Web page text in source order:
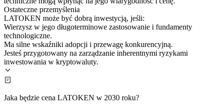
Ostateczne przemyślenia
LATOKEN może być dobrą inwestycją, jeśli:
Wierzysz w jego długoterminowe zastosowanie i fundamenty
technologiczne.
Ma silne wskaźniki adopcji i przewagę konkurencyjną.
Jesteś przygotowany na zarządzanie inherentnymi ryzykami
inwestowania w kryptowaluty.
Jaka będzie cena LATOKEN w 2030 roku?